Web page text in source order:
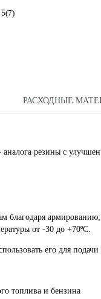
5(7)
РАСХОДНЫЕ
резины с
благодаря армированию;
от -30 до +70ºС.
его для
топлива и бензина